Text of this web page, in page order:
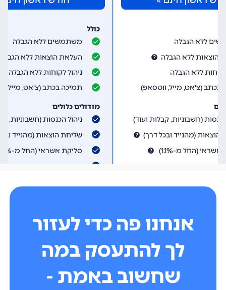
אנחנו פה כדי לעזור
לך להתעסק במה
שחשוב באמת -